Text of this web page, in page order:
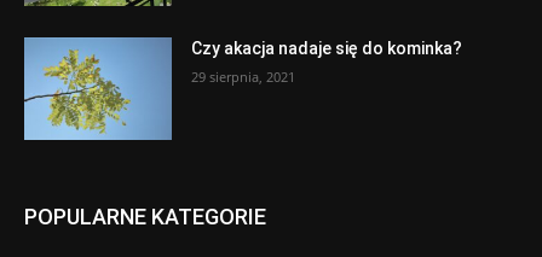
Czy akacja nadaje się do kominka?
29 sierpnia, 2021
POPULARNE KATEGORIE